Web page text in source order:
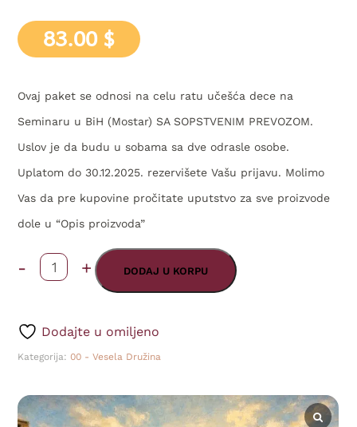
83.00$
Ovaj paket se odnosi na celu ratu učešća dece na
Seminaru u BiH (Mostar) SA SOPSTVENIM PREVOZOM.
Uslov je da budu u sobama sa dve odrasle osobe.
Uplatom do 30.12.2025. rezervišete Vašu prijavu. Molimo
Vas da pre kupovine pročitate uputstvo za sve proizvode
dole u “Opis proizvoda”
-
Seminar
-
“Vesela
družina
u
+ DODAJ U KORPU
Dodajte u omiljeno
Kategorija: 00 - Vesela Družina